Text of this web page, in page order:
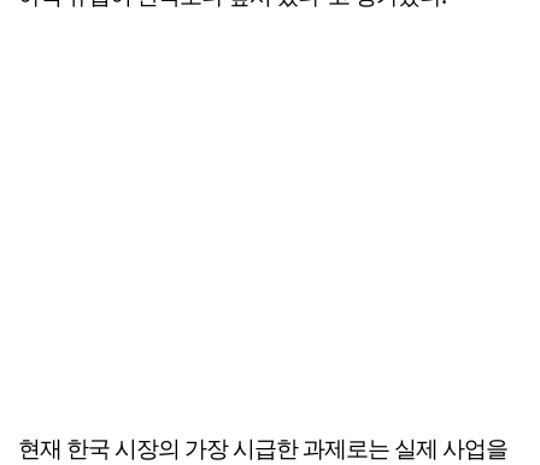
현재 한국 시장의 가장 시급한 과제로는 실제 사업을